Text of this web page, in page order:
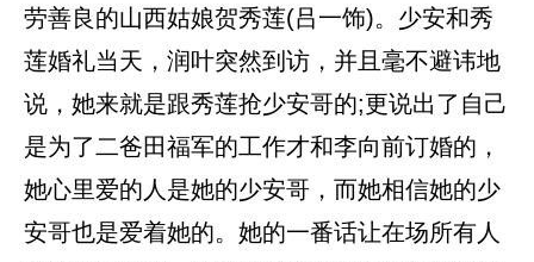
劳善良的山西姑娘贺秀莲(吕一饰)。少安和秀
莲婚礼当天，润叶突然到访，并且毫不避讳地
说，她来就是跟秀莲抢少安哥的;更说出了自己
是为了二爸田福军的工作才和李向前订婚的，
她心里爱的人是她的少安哥，而她相信她的少
安哥也是爱着她的。她的一番话让在场所有人